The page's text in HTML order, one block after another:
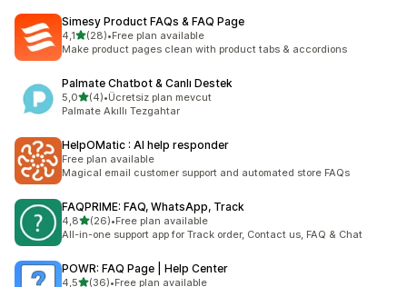
Simesy Product FAQs & FAQ Page
4,15 yıldız üzerinden
(28)
toplam 28 değerlendirme
•Free plan available
Make product pages clean with product tabs & accordions
Palmate Chatbot & Canlı Destek
5,05 yıldız üzerinden
(4)
toplam 4 değerlendirme
•Ücretsiz plan mevcut
Palmate Akıllı Tezgahtar
HelpOMatic : AI help responder
Free plan available
Magical email customer support and automated store FAQs
FAQPRIME: FAQ, WhatsApp, Track
4,85 yıldız üzerinden
(26)
toplam 26 değerlendirme
•Free plan available
All-in-one support app for Track order, Contact us, FAQ & Chat
POWR: FAQ Page | Help Center
4,55 yıldız üzerinden
(36)•Free plan available